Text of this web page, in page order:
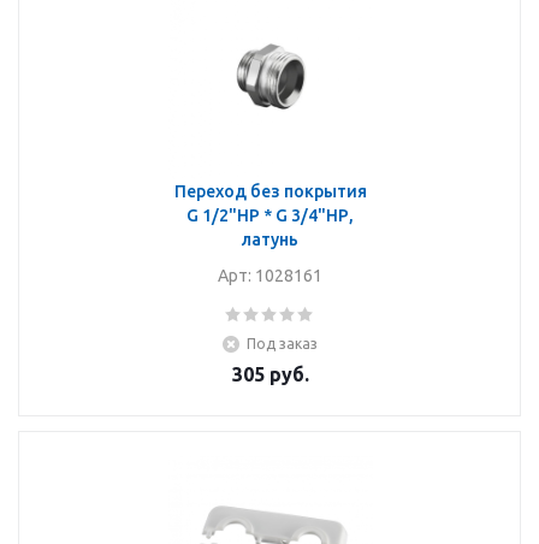
Переход без покрытия
G 1/2"НР * G 3/4"НР,
латунь
Арт: 1028161
Под заказ
305руб.